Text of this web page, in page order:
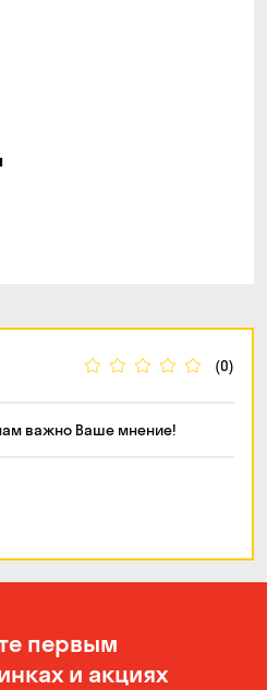
(0)
важно Ваше мнение!
первым
и акциях